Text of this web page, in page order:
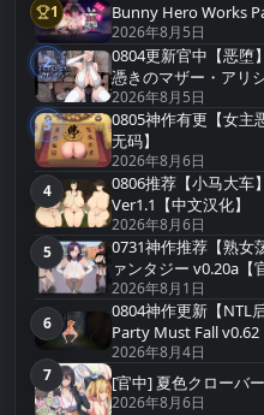
第1名
1 Bunny Hero Works
2026年8月5日
第2名
2
0804更新官中【恶堕
憑きのマザー・アリ
2026年8月5日
第3名
3
0805神作有更【女主
无码】
2026年8月6日
第4名
4
0806推荐【小马大车
Ver1.1【中文汉化】
2026年8月6日
第5名
5
0731神作推荐【熟女
ァンタジー v0.20a【
2026年8月1日
第6名
6
0804神作更新【NTL
Party Must Fall v0.62
2026年8月4日
第7名
7 [官中] 夏色クローバ
2026年8月6日